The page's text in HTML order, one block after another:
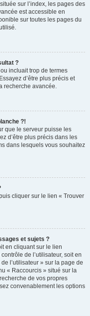
sur l’index, les pages des
est accessible en
sur toutes les pages du
?
incluait trop de termes
d’être plus précis et
recherche avancée.
?!
que le serveur puisse les
d’être plus précis dans les
dans lesquels vous souhaitez
cliquer sur le lien « Trouver
et sujets ?
en cliquant sur le lien
de l’utilisateur, soit en
l’utilisateur » sur la page de
« Raccourcis » situé sur la
de vos propres
convenablement les options